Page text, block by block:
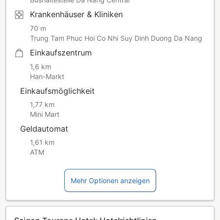
Krankenhäuser & Kliniken
70 m
Trung Tam Phuc Hoi Co Nhi Suy Dinh Duong Da Nang
Einkaufszentrum
1,6 km
Han-Markt
Einkaufsmöglichkeit
1,77 km
Mini Mart
Geldautomat
1,61 km
ATM
Mehr Optionen anzeigen